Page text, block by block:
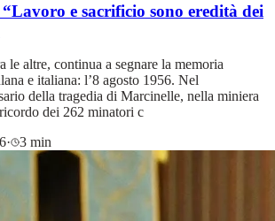
e sacrificio sono eredità dei
le altre, continua a segnare la memoria
e italiana: l’8 agosto 1956. Nel
della tragedia di Marcinelle, nella miniera
dei 262 minatori c
· 3 min